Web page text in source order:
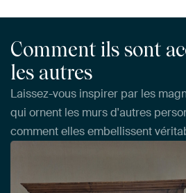
Comment ils sont
les autres
Laissez-vous inspirer par les
qui ornent les murs d'autres
comment elles embellissent